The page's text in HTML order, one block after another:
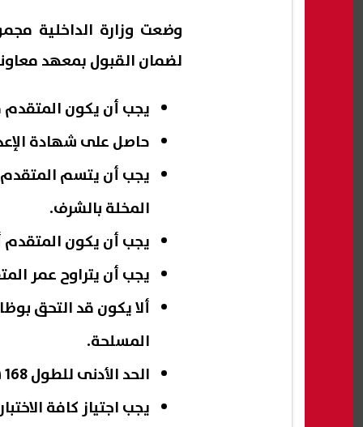
وضعت وزارة الداخلية
لضمان القبول بمعهد
يجب أن يكون
حاصل على شهادة
يجب أن يتسم المتقدم
المخلة بالشرف.
يجب أن يكون المتقدم
يجب أن يتراوح عمر المتقدم بين
ألا يكون قد التحق
المسلحة.
الحد الأدنى للطول 168 سم للذكور و158 سم للإناث.
يجب اجتياز كافة